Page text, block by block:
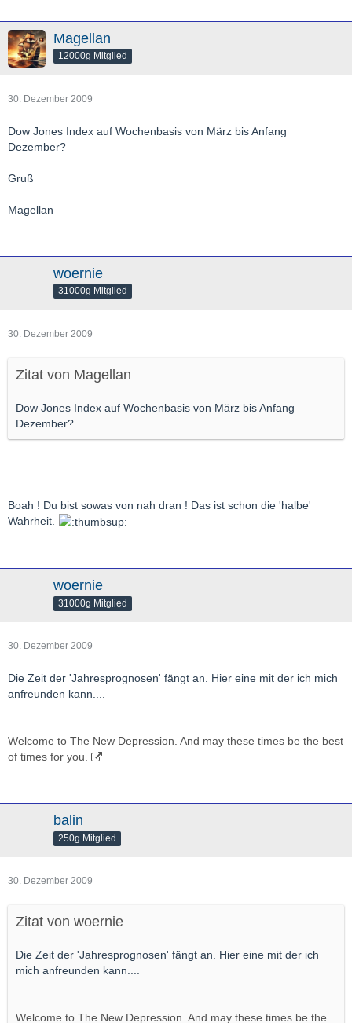
Magellan
12000g Mitglied
30. Dezember 2009
Dow Jones Index auf Wochenbasis von März bis Anfang
Dezember?
Gruß
Magellan
woernie
31000g Mitglied
30. Dezember 2009
Zitat von Magellan
Dow Jones Index auf Wochenbasis von März bis Anfang
Dezember?
Boah ! Du bist sowas von nah dran ! Das ist schon die 'halbe'
Wahrheit.
woernie
31000g Mitglied
30. Dezember 2009
Die Zeit der 'Jahresprognosen' fängt an. Hier eine mit der ich mich
anfreunden kann....
Welcome to The New Depression. And may these times be the best
of times for you.
balin
250g Mitglied
30. Dezember 2009
Zitat von woernie
Die Zeit der 'Jahresprognosen' fängt an. Hier eine mit der ich
mich anfreunden kann....
Welcome to The New Depression. And may these times be the